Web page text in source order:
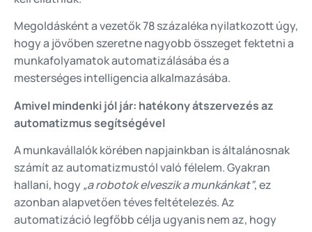
Megoldásként a vezetők 78 százaléka nyilatkozott úgy,
hogy a jövőben szeretne nagyobb összeget fektetni a
munkafolyamatok automatizálásába és a
mesterséges intelligencia alkalmazásába.
Amivel mindenki jól jár: hatékony átszervezés az
automatizmus segítségével
A munkavállalók körében napjainkban is általánosnak
számít az automatizmustól való félelem. Gyakran
hallani, hogy„a robotok elveszik a munkánkat”, ez
azonban alapvetően téves feltételezés. Az
automatizáció legfőbb célja ugyanis nem az, hogy